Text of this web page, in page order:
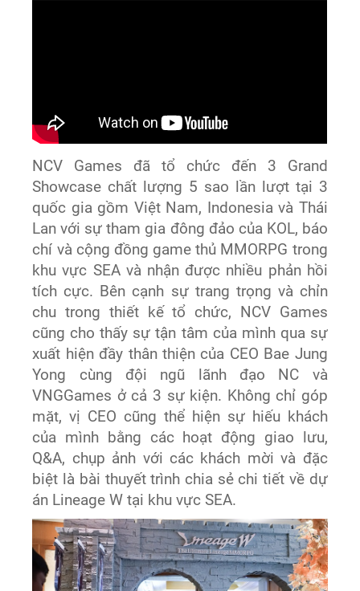
NCV Games đã tổ chức đến 3 Grand
Showcase chất lượng 5 sao lần lượt tại 3
quốc gia gồm Việt Nam, Indonesia và Thái
Lan với sự tham gia đông đảo của KOL, báo
chí và cộng đồng game thủ MMORPG trong
khu vực SEA và nhận được nhiều phản hồi
tích cực. Bên cạnh sự trang trọng và chỉn
chu trong thiết kế tổ chức, NCV Games
cũng cho thấy sự tận tâm của mình qua sự
xuất hiện đầy thân thiện của CEO Bae Jung
Yong cùng đội ngũ lãnh đạo NC và
VNGGames ở cả 3 sự kiện. Không chỉ góp
mặt, vị CEO cũng thể hiện sự hiếu khách
của mình bằng các hoạt động giao lưu,
Q&A, chụp ảnh với các khách mời và đặc
biệt là bài thuyết trình chia sẻ chi tiết về dự
án Lineage W tại khu vực SEA.